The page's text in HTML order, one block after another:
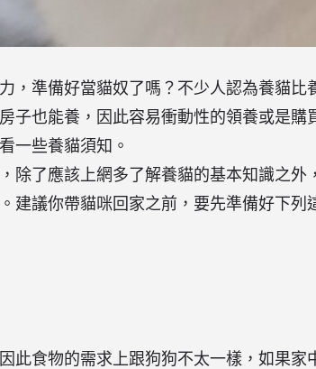
，準備好當貓奴了嗎？不少人認為養貓比
子也能養，因此容易衝動性的領養或是購
一些養貓須知。
除了應該上網多了解養貓的基本知識之外
建議你帶貓咪回家之前，要先準備好下列
此食物的需求上跟狗狗不太一樣，如果家